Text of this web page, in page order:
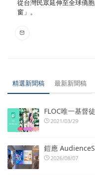
從台灣民眾延伸至全球僑
窗」。
精選新聞稿 最新新聞稿
FLOC唯一基督
2021/03/29
鎧應
2026/08/07